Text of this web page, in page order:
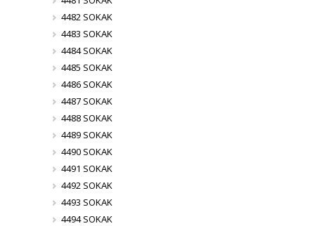
4482 SOKAK
4483 SOKAK
4484 SOKAK
4485 SOKAK
4486 SOKAK
4487 SOKAK
4488 SOKAK
4489 SOKAK
4490 SOKAK
4491 SOKAK
4492 SOKAK
4493 SOKAK
4494 SOKAK